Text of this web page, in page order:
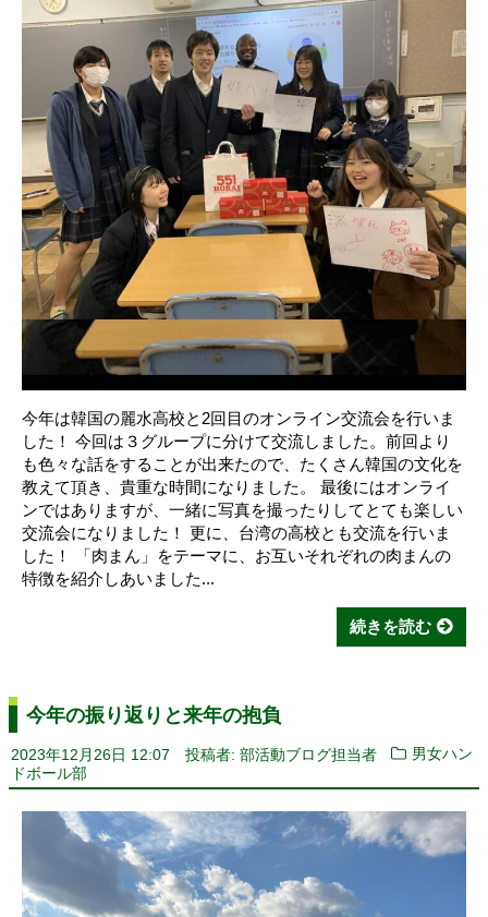
今年は韓国の麗水高校と2回目のオンライン交流会を行いま
した！ 今回は３グループに分けて交流しました。前回より
も色々な話をすることが出来たので、たくさん韓国の文化を
教えて頂き、貴重な時間になりました。 最後にはオンライ
ンではありますが、一緒に写真を撮ったりしてとても楽しい
交流会になりました！ 更に、台湾の高校とも交流を行いま
した！ 「肉まん」をテーマに、お互いそれぞれの肉まんの
特徴を紹介しあいました...
続きを読む
今年の振り返りと来年の抱負
2023年12月26日 12:07 投稿者: 部活動ブログ担当者
男女ハン
ドボール部